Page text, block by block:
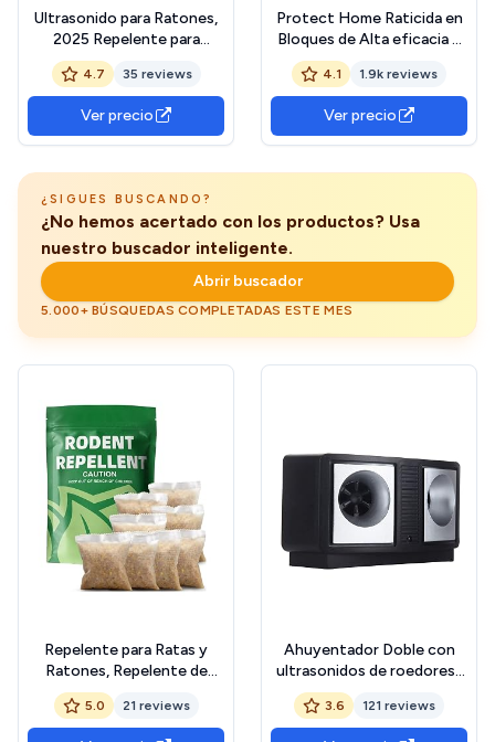
Ultrasonido para Ratones,
2025 Repelente para
murciélago, ultrasonidos
Ardilla y cucarachas, 360 °
con luz LED, Repelente
ultrasónico para Ratones
Plug-in cucarachas Anti
4.7 35 reviews
Ver precio
Protect Home Raticida en
Bloques de Alta eficacia y
atracción, Zonas humedas.
Ratas y Ratones, 15 x 20gr.
(300gr, Rojo, 300 G
4.1 1.9k reviews
Ver precio
¿SIGUES BUSCANDO?
¿No hemos acertado con los productos? Usa
nuestro buscador inteligente.
Abrir buscador
5.000+ BÚSQUEDAS COMPLETADAS ESTE MES
Repelente para Ratas y
Ratones, Repelente de
Ratas para Exteriores,
Disuasor de Ratones para
Interiores, Mejor Que los
5.0 21 reviews
Ahuyentador Doble con
ultrasonidos de roedores |
Ratas | Ratones | Topos |
con Enchufe | 400 m2 de
Alcance
3.6 121 reviews